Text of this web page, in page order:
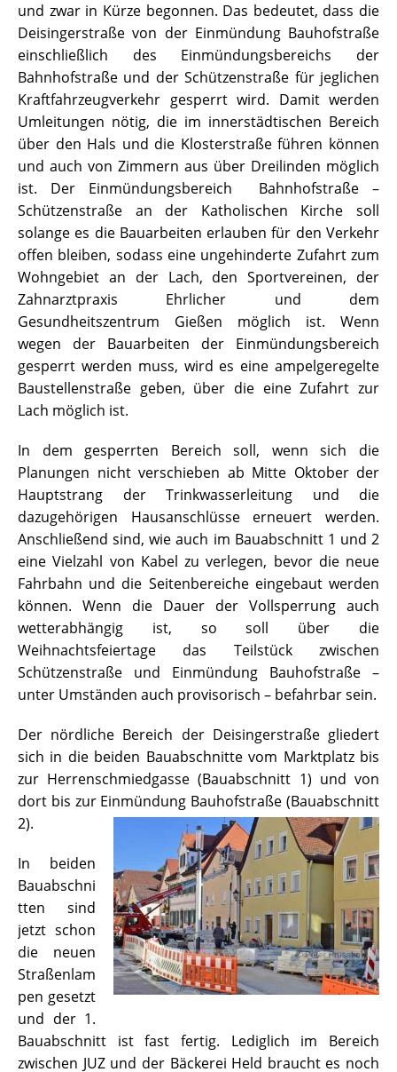
und zwar in Kürze begonnen. Das bedeutet, dass die
Deisingerstraße von der Einmündung Bauhofstraße
einschließlich des Einmündungsbereichs der
Bahnhofstraße und der Schützenstraße für jeglichen
Kraftfahrzeugverkehr gesperrt wird. Damit werden
Umleitungen nötig, die im innerstädtischen Bereich
über den Hals und die Klosterstraße führen können
und auch von Zimmern aus über Dreilinden möglich
ist. Der Einmündungsbereich Bahnhofstraße –
Schützenstraße an der Katholischen Kirche soll
solange es die Bauarbeiten erlauben für den Verkehr
offen bleiben, sodass eine ungehinderte Zufahrt zum
Wohngebiet an der Lach, den Sportvereinen, der
Zahnarztpraxis Ehrlicher und dem
Gesundheitszentrum Gießen möglich ist. Wenn
wegen der Bauarbeiten der Einmündungsbereich
gesperrt werden muss, wird es eine ampelgeregelte
Baustellenstraße geben, über die eine Zufahrt zur
Lach möglich ist.
In dem gesperrten Bereich soll, wenn sich die
Planungen nicht verschieben ab Mitte Oktober der
Hauptstrang der Trinkwasserleitung und die
dazugehörigen Hausanschlüsse erneuert werden.
Anschließend sind, wie auch im Bauabschnitt 1 und 2
eine Vielzahl von Kabel zu verlegen, bevor die neue
Fahrbahn und die Seitenbereiche eingebaut werden
können. Wenn die Dauer der Vollsperrung auch
wetterabhängig ist, so soll über die
Weihnachtsfeiertage das Teilstück zwischen
Schützenstraße und Einmündung Bauhofstraße –
unter Umständen auch provisorisch – befahrbar sein.
Der nördliche Bereich der Deisingerstraße gliedert
sich in die beiden Bauabschnitte vom Marktplatz bis
zur Herrenschmiedgasse (Bauabschnitt 1) und von
dort bis zur Einmündung Bauhofstraße (Bauabschnitt
2).
In beiden
Bauabschni
tten sind
jetzt schon
die neuen
Straßenlam
pen gesetzt
und der 1.
Bauabschnitt ist fast fertig. Lediglich im Bereich
zwischen JUZ und der Bäckerei Held braucht es noch